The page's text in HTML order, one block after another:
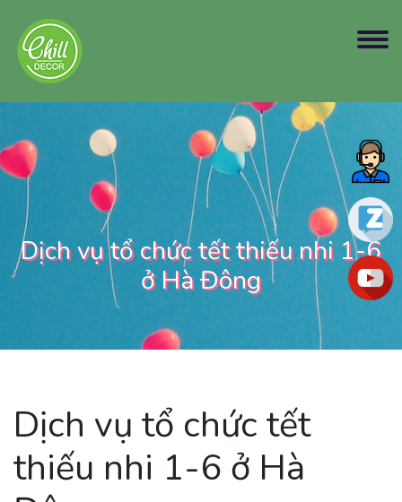
Dịch vụ tổ chức tết thiếu nhi 1-6
ở Hà Đông
Dịch vụ tổ chức tết
thiếu nhi 1-6 ở Hà